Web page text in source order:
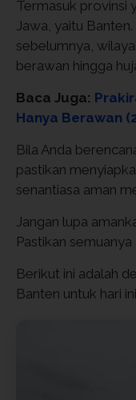
Termasuk provinsi
Jawa, yaitu
sebelumnya,
berawan hingga
Baca Juga:
Hanya Berawan
Bila Anda
pastikan
senantiasa aman
Jangan lupa
Pastikan
Berikut ini adalah
Banten untuk hari